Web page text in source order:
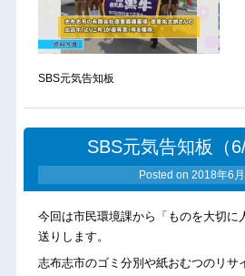
SBS元気告知板
SBS元気告知板（
Posted on 2018年6
今回は市民環境課から「ものを大切に
送りします。
志布志市のゴミ分別や紙おむつのリサ